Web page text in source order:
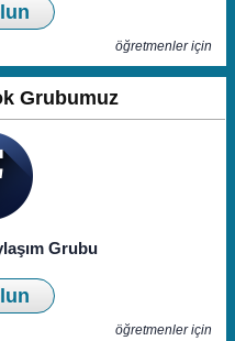
öğretmenler için
Grubumuz
Grubu
öğretmenler için